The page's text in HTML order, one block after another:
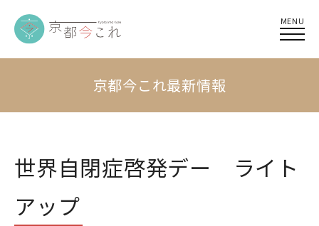
MENU
京都今これ最新情報
世界自閉症啓発デー ライト
アップ